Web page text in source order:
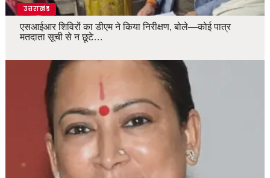
उत्तराखंड
एसआईआर शिविरों का डीएम ने किया निरीक्षण, बोले—कोई पात्र
मतदाता सूची से न छूटे…